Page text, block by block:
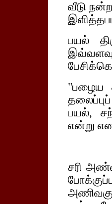
வீடு
பயல்
"பழைய
பயல்,
என்று
சரி